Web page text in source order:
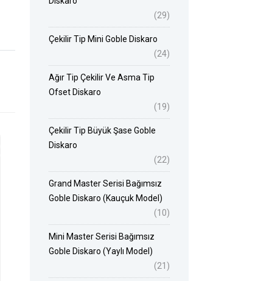
(29)
Çekilir Tip Mini Goble Diskaro
(24)
Ağır Tip Çekilir Ve Asma Tip
Ofset Diskaro
(19)
Çekilir Tip Büyük Şase Goble
Diskaro
(22)
Grand Master Serisi Bağımsız
Goble Diskaro (Kauçuk Model)
(10)
Mini Master Serisi Bağımsız
Goble Diskaro (Yaylı Model)
(21)